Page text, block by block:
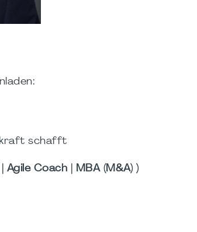
schafft
Coach | MBA (M&A) )